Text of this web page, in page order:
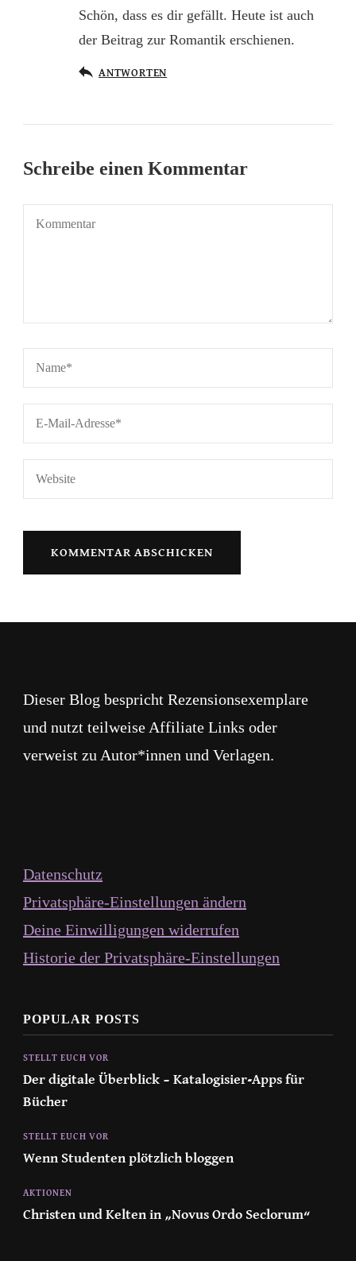
Schön, dass es dir gefällt. Heute ist auch
der Beitrag zur Romantik erschienen.
ANTWORTEN
Schreibe einen Kommentar
Dieser Blog bespricht Rezensionsexemplare
und nutzt teilweise Affiliate Links oder
verweist zu Autor*innen und Verlagen.
Datenschutz
Privatsphäre-Einstellungen ändern
Deine Einwilligungen widerrufen
Historie der Privatsphäre-Einstellungen
POPULAR POSTS
STELLT EUCH VOR
Der digitale Überblick – Katalogisier-Apps für
Bücher
STELLT EUCH VOR
Wenn Studenten plötzlich bloggen
AKTIONEN
Christen und Kelten in „Novus Ordo Seclorum“